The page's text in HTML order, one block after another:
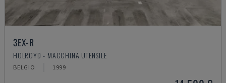
3EX-R
HOLROYD - MACCHINA UTENSILE
BELGIO 1999